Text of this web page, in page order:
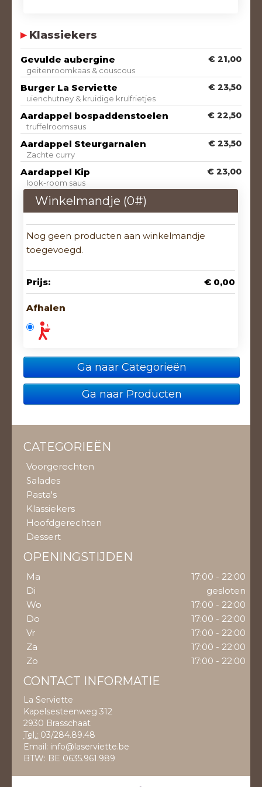
Klassiekers
Gevulde aubergine
geitenroomkaas & couscous
€ 21,00
Burger La Serviette
uienchutney & kruidige krulfrietjes
€ 23,50
Aardappel bospaddenstoelen
truffelroomsaus
€ 22,50
Aardappel Steurgarnalen
Zachte curry
€ 23,50
Aardappel Kip
look-room saus
€ 23,00
Winkelmandje (0#)
Nog geen producten aan winkelmandje
toegevoegd.
Prijs: € 0,00
Afhalen
Ga naar Categorieën
Ga naar Producten
CATEGORIEËN
Voorgerechten
Salades
Pasta's
Klassiekers
Hoofdgerechten
Dessert
OPENINGSTIJDEN
Ma
17:00 - 22:00
Di
gesloten
Wo
17:00 - 22:00
Do
17:00 - 22:00
Vr
17:00 - 22:00
Za
17:00 - 22:00
Zo
17:00 - 22:00
CONTACT INFORMATIE
La Serviette
Kapelsesteenweg 312
2930 Brasschaat
Tel.: 03/284.89.48
Email: info@laserviette.be
BTW: BE 0635.961.989